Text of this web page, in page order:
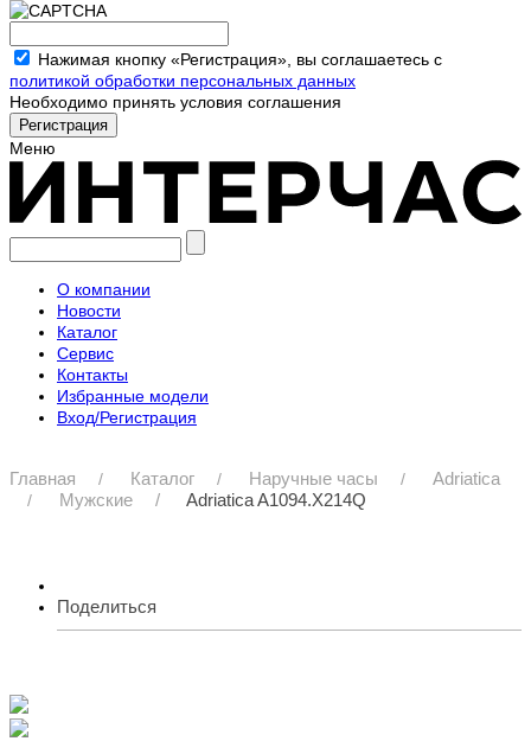
Нажимая кнопку «Регистрация», вы соглашаетесь с
политикой обработки персональных данных
Необходимо принять условия соглашения
Меню
О компании
Новости
Каталог
Сервис
Контакты
Избранные модели
Вход/Регистрация
Главная Каталог Наручные часы
Adriatica
Мужские
Adriatica A1094.X214Q
Поделиться